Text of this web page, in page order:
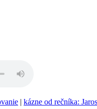
| kázne od rečníka: